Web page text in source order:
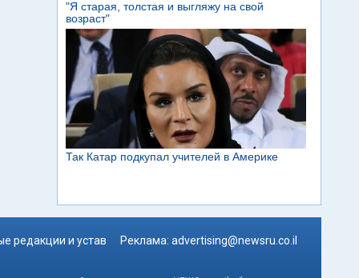
редакции и устав Реклама: advertising@newsru.co.il